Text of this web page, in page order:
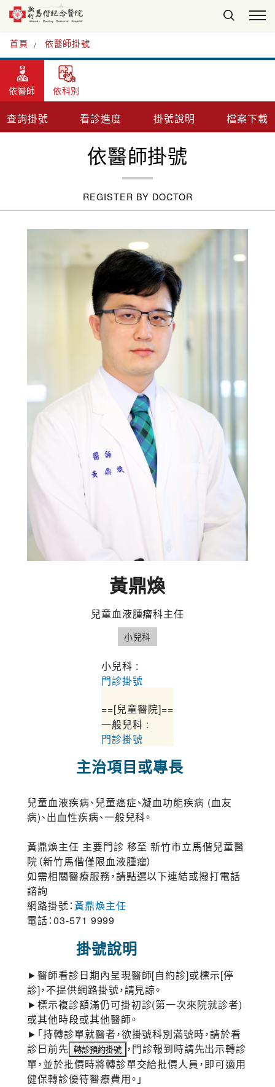
首頁 依醫師掛號
依醫師 依科別
查詢掛號 看診進度 掛號說明 檔案下載
依醫師掛號
REGISTER BY DOCTOR
黃鼎煥
兒童血液腫瘤科主任
小兒科
小兒科 :
門診掛號
==[兒童醫院]==
一般兒科 :
門診掛號
主治項目或專長
兒童血液疾病、兒童癌症、凝血功能疾病 (血友
病)、出血性疾病、一般兒科。
黃鼎煥主任 主要門診 移至 新竹市立馬偕兒童醫
院（新竹馬偕僅限血液腫瘤）
如需相關醫療服務，請點選以下連結或撥打電話
諮詢
網路掛號：黃鼎煥主任
電話：03-571 9999
掛號說明
►醫師看診日期內呈現醫師[自約診]或標示[停
診]，不提供網路掛號，請見諒。
►標示複診額滿仍可掛初診(第一次來院就診者)
或其他時段或其他醫師。
►「持轉診單就醫者，欲掛號科別滿號時，請於看
診日前先
，門診報到時請先出示轉診
單，並於批價時將轉診單交給批價人員，即可適用
健保轉診優待醫療費用。」